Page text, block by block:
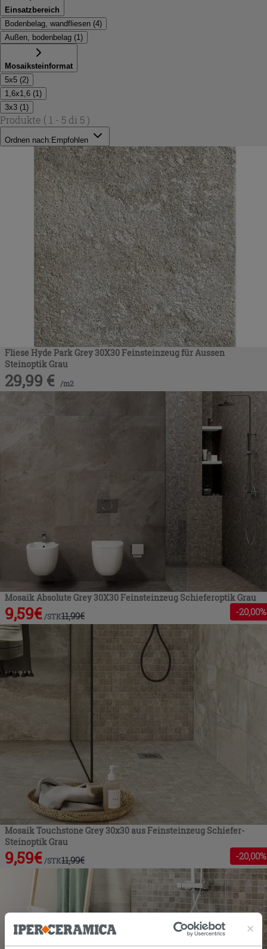
Einsatzbereich
Bodenbelag, wandfliesen (4)
Außen, bodenbelag (1 )
Mosaiksteinformat
5x5 (2)
1,6x1,6 (1 )
3x3 (1 )
Produkte ( 1 - 5 di 5 )
Ordnen nach: Empfohlen
Fliese Hyde Park Grey 30X30 Feinsteinzeug für Aussen
Steinoptik Grau
29,99 € /m2
Mosaik Absolute Grey 30X30 Feinsteinzeug Schieferoptik Grau
9,59€ /STK11,99€ -20,00%
Mosaik Touchstone Grey 30x30 aus Feinsteinzeug Schiefer-
Steinoptik Grau
9,59€ /STK11,99€ -20,00%